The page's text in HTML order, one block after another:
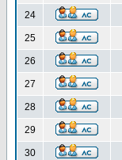
24
25
26
27
28
29
30